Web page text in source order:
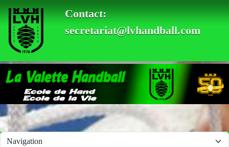
Contact:
secretariat@lvhandball.com
Panneau de gestion des cookies